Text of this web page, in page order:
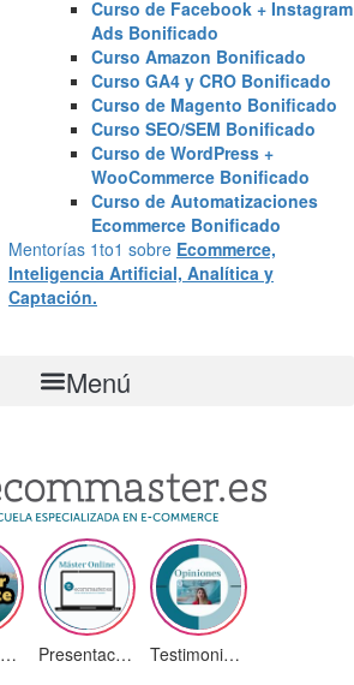
Curso de Facebook + Instagram
Ads Bonificado
Curso Amazon Bonificado
Curso GA4 y CRO Bonificado
Curso de Magento Bonificado
Curso SEO/SEM Bonificado
Curso de WordPress +
WooCommerce Bonificado
Curso de Automatizaciones
Ecommerce Bonificado
Mentorías 1to1 sobre Ecommerce,
Inteligencia Artificial, Analítica y
Captación.
Menú
Máster Marketing Digital en Alicante Presentación ¡Nuevas Ediciones! Testimonios Alumnos